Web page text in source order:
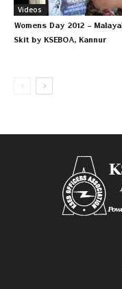
Videos
Womens Day 2012 –
Skit by KSEBOA, Kannur